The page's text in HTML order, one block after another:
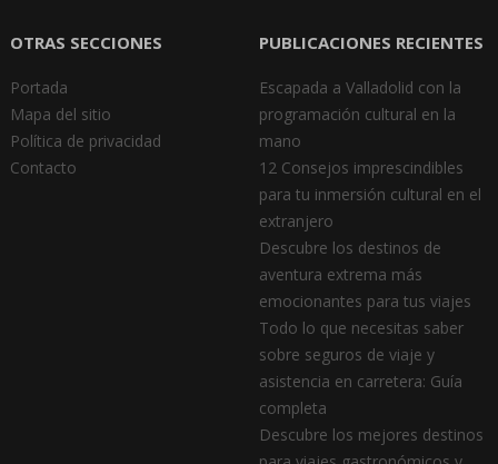
OTRAS SECCIONES
Portada
Mapa del sitio
Política de privacidad
Contacto
PUBLICACIONES RECIENTES
Escapada a Valladolid con la
programación cultural en la
mano
12 Consejos imprescindibles
para tu inmersión cultural en el
extranjero
Descubre los destinos de
aventura extrema más
emocionantes para tus viajes
Todo lo que necesitas saber
sobre seguros de viaje y
asistencia en carretera: Guía
completa
Descubre los mejores destinos